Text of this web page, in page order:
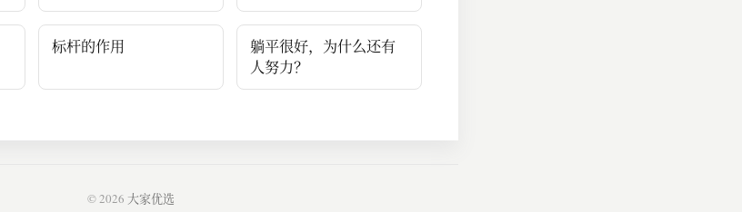
标杆的作用
躺平很好，为什么还有
人努力？
© 2026 大家优选